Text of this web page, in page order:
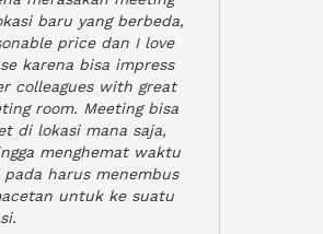
baru yang berbeda,
price dan I love
karena bisa impress
colleagues with great
room. Meeting bisa
di lokasi mana saja,
menghemat waktu
pada harus menembus
untuk ke suatu